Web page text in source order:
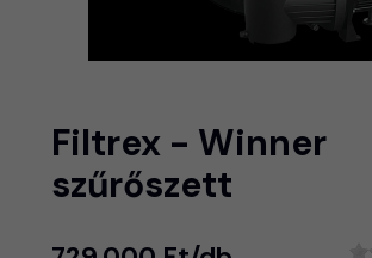
Filtrex - Winner
szűrőszett